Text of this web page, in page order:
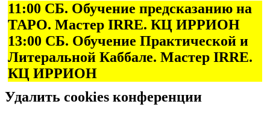
11:00 СБ. Обучение предсказанию на
ТАРО. Мастер IRRE. КЦ ИРРИОН
13:00 СБ. Обучение Практической и
Литеральной Каббале. Мастер IRRE.
КЦ ИРРИОН
Удалить cookies конференции